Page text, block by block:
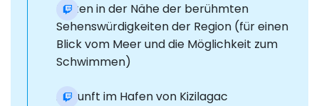
Halten in der Nähe der berühmten
Sehenswürdigkeiten der Region (für einen
Blick vom Meer und die Möglichkeit zum
Schwimmen)
Ankunft im Hafen von Kizilagac